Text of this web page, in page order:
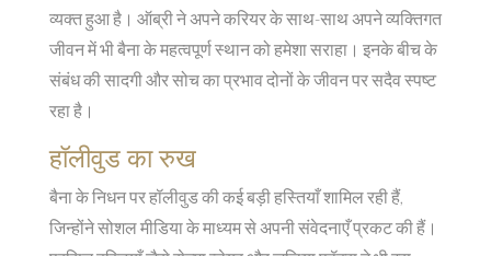
व्यक्त हुआ है। ऑब्री ने अपने करियर के साथ-साथ अपने व्यक्तिगत
जीवन में भी बैना के महत्वपूर्ण स्थान को हमेशा सराहा। इनके बीच के
संबंध की सादगी और सोच का प्रभाव दोनों के जीवन पर सदैव स्पष्ट
रहा है।
हॉलीवुड का रुख
बैना के निधन पर हॉलीवुड की कई बड़ी हस्तियाँ शामिल रही हैं,
जिन्होंने सोशल मीडिया के माध्यम से अपनी संवेदनाएँ प्रकट की हैं।